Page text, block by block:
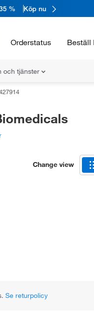
% Köp nu
Orderstatus Beställ
och tjänster
Change view
Se returpolicy